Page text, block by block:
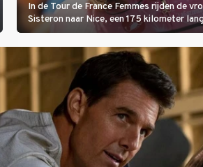
In de Tour de France Femmes rijden de
Sisteron naar Nice, een 175 kilometer
geleidelijke klim in het midden. Dat is
zwaarste hindernis, dat is de
namelijk bloedheet worden.